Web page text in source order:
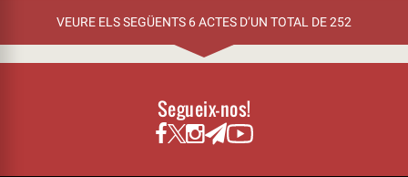
VEURE ELS SEGÜENTS 6 ACTES D’UN TOTAL DE 252
Segueix-nos!